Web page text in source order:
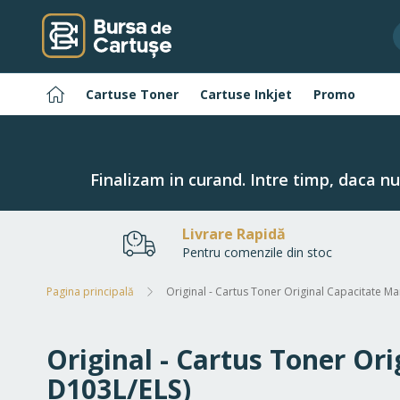
Navigați
la
Conținut
PaginaCartuse Toner Cartuse Inkjet Promo
Finalizam in curand. Intre timp, daca
Livrare Rapidă
Pentru comenzile din stoc
Pagina principală Original - Cartus Toner Original Capacitate
Original - Cartus Toner
D103L/ELS)